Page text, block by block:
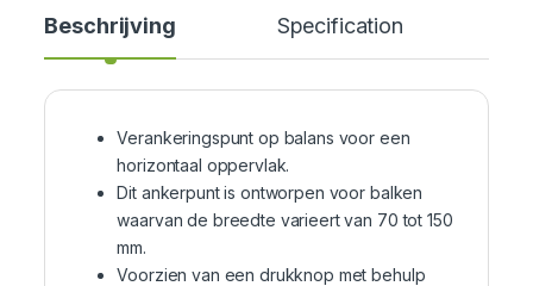
Beschrijving Specification
Verankeringspunt op balans voor een
horizontaal oppervlak.
Dit ankerpunt is ontworpen voor balken
waarvan de breedte varieert van 70 tot 150
mm.
Voorzien van een drukknop met behulp